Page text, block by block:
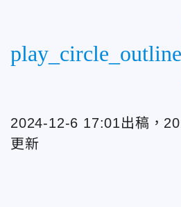
play_circle_outline
2024-12-6 17:01出稿，
更新